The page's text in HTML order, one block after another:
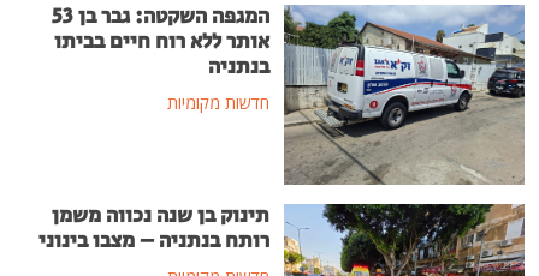
המגפה השקטה: גבר בן 53
אותר ללא רוח חיים בביתו
בנתניה
חדשות מקומיות
תינוק בן שנה נכווה משמן
רותח בנתניה – מצבו בינוני